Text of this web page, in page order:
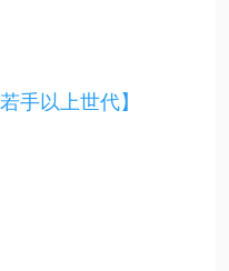
手以上世代】